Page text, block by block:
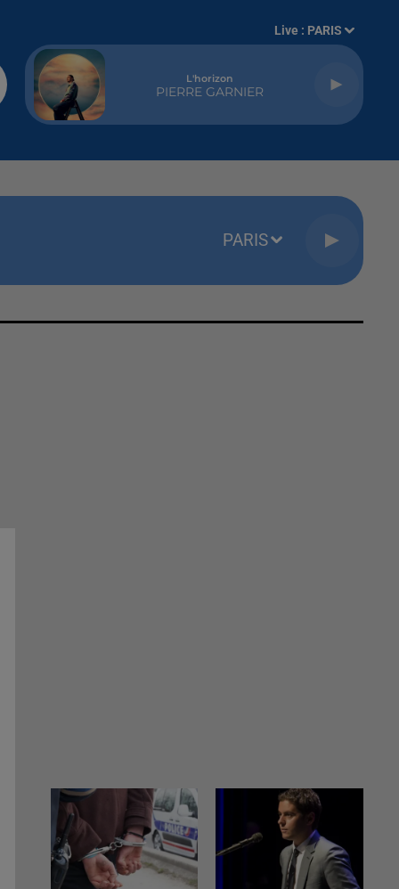
Live : PARIS
L'horizon
PIERRE GARNIER
PARIS